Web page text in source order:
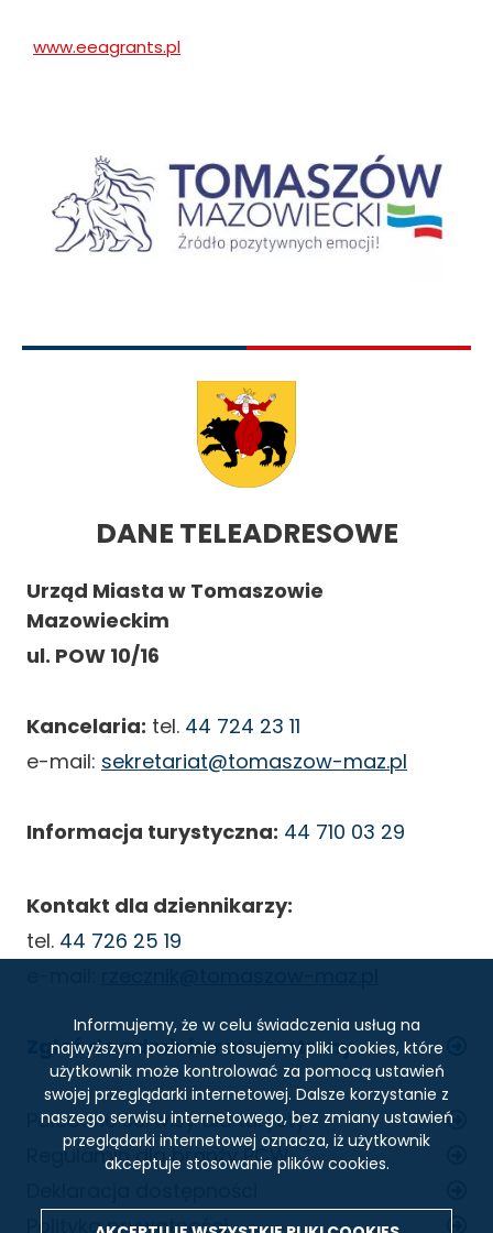
www.eeagrants.pl
DANE TELEADRESOWE
Urząd Miasta w Tomaszowie
Mazowieckim
ul. POW 10/16
Kancelaria: tel. 44 724 23 11
e-mail: sekretariat@tomaszow-maz.pl
Informacja turystyczna: 44 710 03 29
Kontakt dla dziennikarzy:
tel. 44 726 25 19
Zgłoś do administratora strony
STOPKA
Polecane serwisy dla turysty
Regulamin dla branży PCW
Polityka prywatności
Informujemy, że w celu świadczenia usług na
najwyższym poziomie stosujemy pliki cookies, które
użytkownik może kontrolować za pomocą ustawień
swojej przeglądarki internetowej. Dalsze korzystanie z
naszego serwisu internetowego, bez zmiany ustawień
przeglądarki internetowej oznacza, iż użytkownik
akceptuje stosowanie plików cookies.